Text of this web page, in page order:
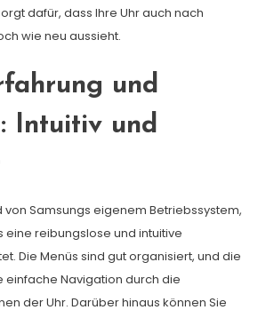
dafür, dass Ihre Uhr auch nach
wie neu aussieht.
und
Intuitiv und
von Samsungs eigenem Betriebssystem,
eine reibungslose und intuitive
Die Menüs sind gut organisiert, und die
einfache Navigation durch die
der Uhr. Darüber hinaus können Sie